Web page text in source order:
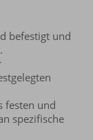
befestigt und
festen und
spezifische